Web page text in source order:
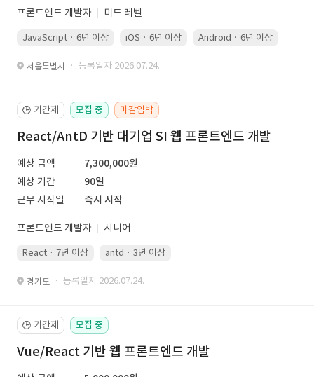
프론트엔드 개발자 미드 레벨
JavaScript · 6년 이상 iOS · 6년 이상 Android · 6년 이상
서울특별시 · 등록일자 2026.07.24.
🕒 기간제 모집 중 마감임박
React/AntD 기반 대기업 SI 웹 프론트엔드 개발
예상 금액
7,300,000원
예상 기간
90일
근무 시작일
즉시 시작
프론트엔드 개발자 시니어
React · 7년 이상 antd · 3년 이상
경기도 · 등록일자 2026.07.24.
🕒 기간제 모집 중
Vue/React 기반 웹 프론트엔드 개발